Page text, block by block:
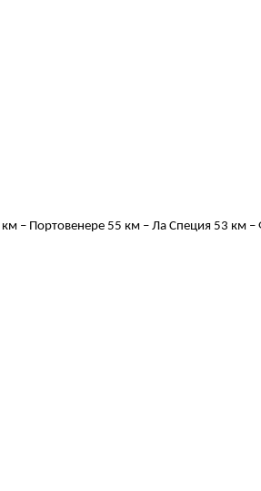
км – Портовенере 55 км – Ла Специя 53 км